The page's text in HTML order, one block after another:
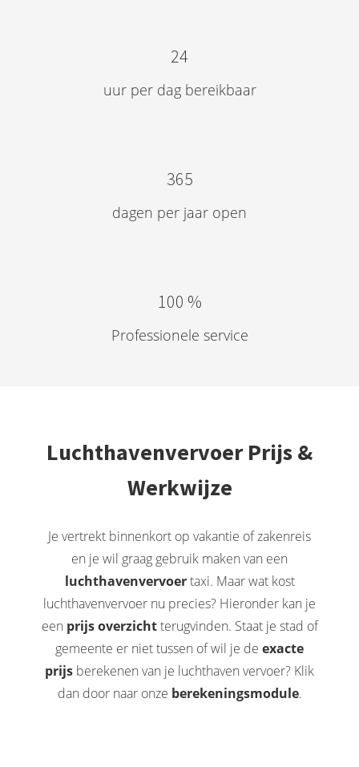
24
uur per dag bereikbaar
365
dagen per jaar open
100 %
Professionele service
Luchthavenvervoer Prijs &
Werkwijze
Je vertrekt binnenkort op vakantie of zakenreis
en je wil graag gebruik maken van een
luchthavenvervoertaxi. Maar wat kost
luchthavenvervoer nu precies? Hieronder kan je
een prijs overzichtterugvinden. Staat je stad of
gemeente er niet tussen of wil je de exacte
prijs berekenen van je luchthaven vervoer? Klik
dan door naar onze berekeningsmodule.